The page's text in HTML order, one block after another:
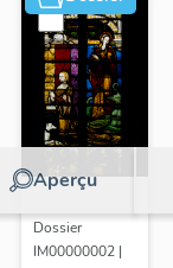
Aperçu
Dossier
IM00000002 |